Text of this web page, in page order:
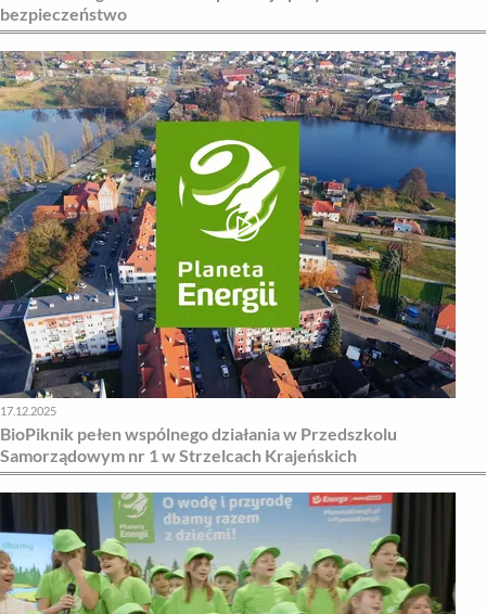
bezpieczeństwo
17.12.2025
BioPiknik pełen wspólnego działania w Przedszkolu
Samorządowym nr 1 w Strzelcach Krajeńskich